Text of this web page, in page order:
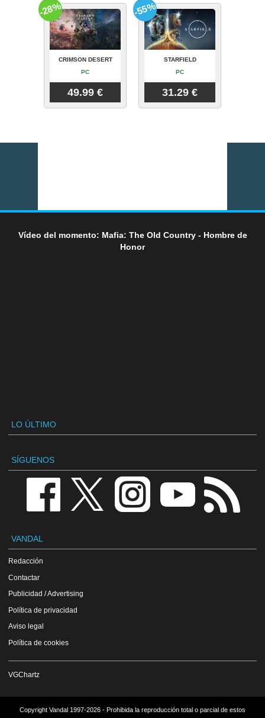
CRIMSON DESERT
PC
49.99 €
-28%
STARFIELD
PC
31.29 €
-55%
Vídeo del momento: Mafia: The Old Country - Hombre de
Honor
LO ÚLTIMO
SÍGUENOS
VANDAL
Redacción
Contactar
Publicidad / Advertising
Política de privacidad
Aviso legal
Política de cookies
VGChartz
Copyright Vandal 1997-2026 - Prohibida la reproducción total o parcial de estos